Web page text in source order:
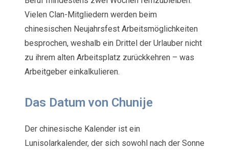
Vielen Clan-Mitgliedern werden beim
chinesischen Neujahrsfest Arbeitsmöglichkeiten
besprochen, weshalb ein Drittel der Urlauber nicht
zu ihrem alten Arbeitsplatz zurückkehren – was
Arbeitgeber einkalkulieren.
Das Datum von Chunije
Der chinesische Kalender ist ein
Lunisolarkalender, der sich sowohl nach der Sonne